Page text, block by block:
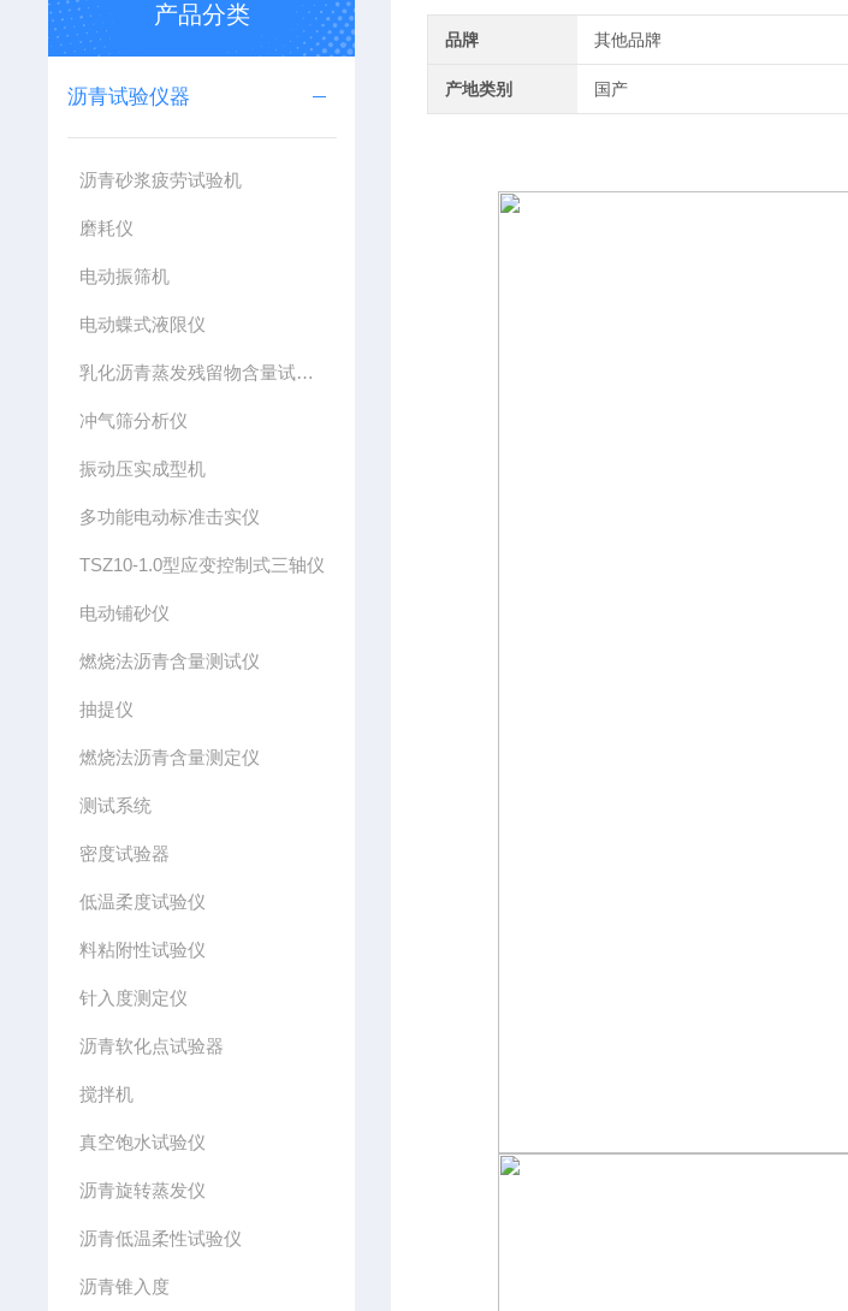
产品分类
沥青试验仪器
沥青砂浆疲劳试验机
磨耗仪
电动振筛机
电动蝶式液限仪
乳化沥青蒸发残留物含量试验仪
冲气筛分析仪
振动压实成型机
多功能电动标准击实仪
TSZ10-1.0型应变控制式三轴仪
电动铺砂仪
燃烧法沥青含量测试仪
抽提仪
燃烧法沥青含量测定仪
测试系统
密度试验器
低温柔度试验仪
料粘附性试验仪
针入度测定仪
沥青软化点试验器
搅拌机
真空饱水试验仪
沥青旋转蒸发仪
沥青低温柔性试验仪
沥青锥入度
品牌 其他品牌
产地类别 国产